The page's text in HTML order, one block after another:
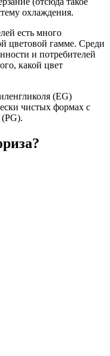
охлаждения.
есть много
цветовой гамме. Среди
и потребителей
какой цвет
(EG)
чистых формах с